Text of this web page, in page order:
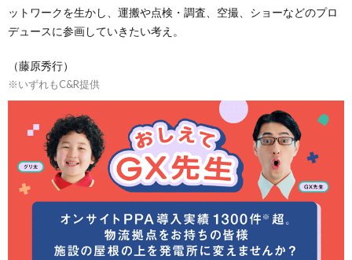
ットワークを生かし、運搬や点検・調査、空撮、ショーなどのプロ
デュースに参画していきたい考え。
（藤原秀行）
※いずれもC&R提供